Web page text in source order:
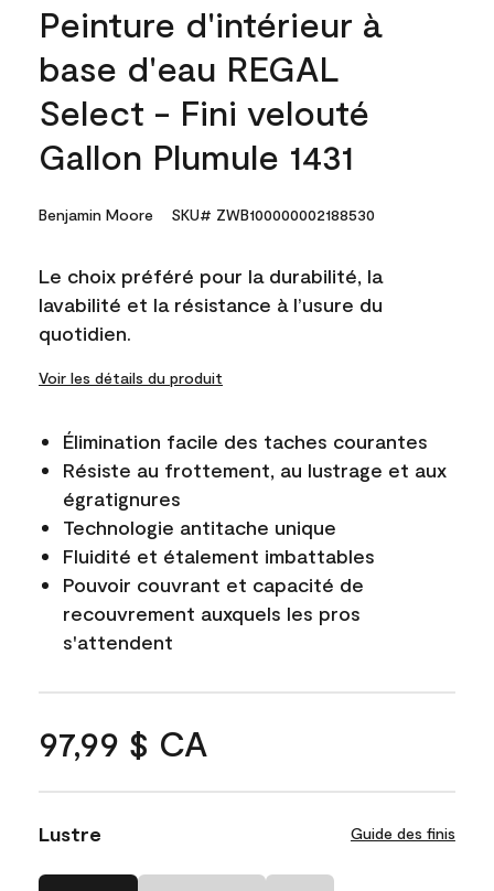
Peinture d'intérieur à
base d'eau REGAL
Select - Fini velouté
Gallon Plumule 1431
Benjamin Moore SKU# ZWB100000002188530
Le choix préféré pour la durabilité, la
lavabilité et la résistance à l’usure du
quotidien.
Voir les détails du produit
Élimination facile des taches courantes
Résiste au frottement, au lustrage et aux
égratignures
Technologie antitache unique
Fluidité et étalement imbattables
Pouvoir couvrant et capacité de
recouvrement auxquels les pros
s'attendent
97,99 $ CA
Lustre Guide des finis